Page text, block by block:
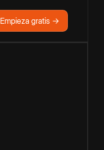
Empieza gratis →